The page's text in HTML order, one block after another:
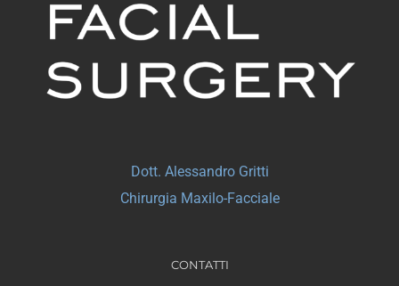
Dott. Alessandro Gritti
Chirurgia Maxilo-Facciale
CONTATTI